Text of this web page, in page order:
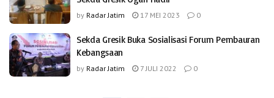
by Radar Jatim 17 MEI 2023 0
Sekda Gresik Buka Sosialisasi Forum Pembauran
Kebangsaan
by Radar Jatim 7 JULI 2022 0